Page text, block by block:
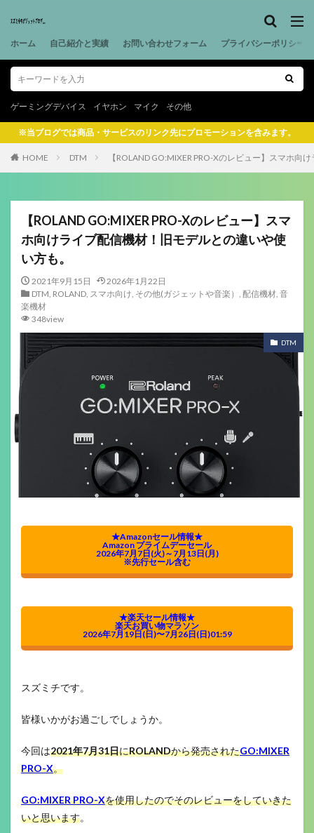
ホーム 自己紹介と実績 お問い合わせフォーム プライバシーポリシー
ゲーミングデバイス イヤホン マイク その他
※当ブログでは商品・サービスのリンク先にプロモーションを含みます。
HOME DTM 【ROLAND GO:MIXER PRO-Xのレビュー】スマホ
【ROLAND GO:MIXER PRO-Xのレビュー】スマ
ホ向けライブ配信機材！旧モデルとの違いや使
い方も。
2021年9月15日
2026年1月22日
DTM, ROLAND, スマホ向け, その他(ガジェットや音楽） , 配信機材, 音
楽機材
348view
DTM
★Amazonセール情報★
Amazon プライムデーセール
2026年7月7日(火)～7月13日(月)
※先行セール含む
★楽天セール情報★
楽天お買い物マラソン
2026年7月19日(日)〜7月26日(日)01:59
スズミチです。
皆様いかがお過ごしでしょうか。
今回は2021年7月31日にROLANDから発売されたGO:MIXER
PRO-X。
GO:MIXER PRO-Xを使用したのでそのレビューをしていきた
いと思います。